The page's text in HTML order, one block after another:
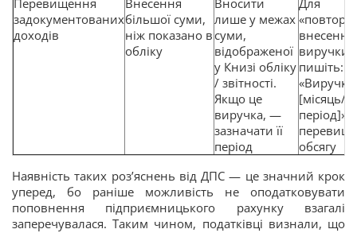
задокументованих
доходів
більшої суми,
ніж показано в
обліку
лише у межах
суми,
відображеної
у Книзі обліку
/ звітності.
Якщо це
виручка, —
зазначати її
період
виручки
пишіть:
«Виручка
[місяць/
період]»,
обсягу
Наявність таких роз’яснень від ДПС — це значний крок
уперед, бо раніше можливість не оподатковувати
поповнення підприємницького рахунку взагалі
заперечувалася. Таким чином, податківці визнали, що